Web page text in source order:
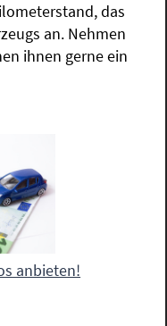
das
an. Nehmen
ihnen gerne ein
anbieten!